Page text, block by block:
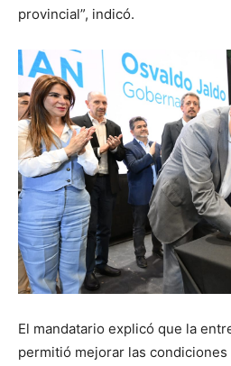
provincial”, indicó.
El mandatario explicó que la
permitió mejorar las